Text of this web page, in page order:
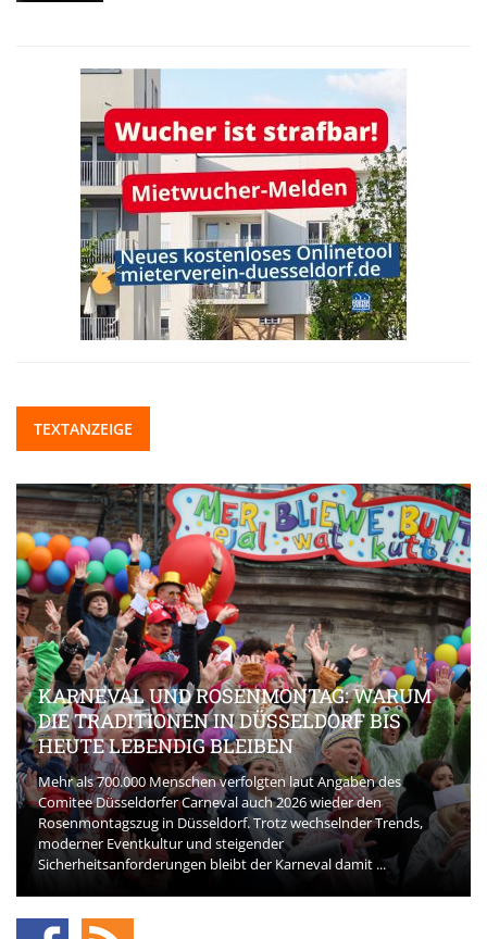
TEXTANZEIGE
KARNEVAL UND ROSENMONTAG: WARUM
DIE TRADITIONEN IN DÜSSELDORF BIS
HEUTE LEBENDIG BLEIBEN
Mehr als 700.000 Menschen verfolgten laut Angaben des
Comitee Düsseldorfer Carneval auch 2026 wieder den
Rosenmontagszug in Düsseldorf. Trotz wechselnder Trends,
moderner Eventkultur und steigender
Sicherheitsanforderungen bleibt der Karneval damit ...